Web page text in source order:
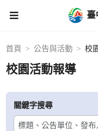
臺
首頁 公告與活動 校
校園活動報導
關鍵字搜尋